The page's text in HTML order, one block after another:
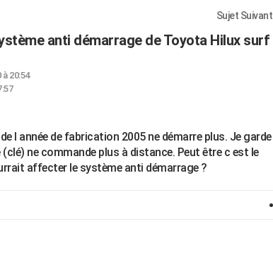
Sujet Suivant
anti démarrage de Toyota Hilux surf
20:54
l année de fabrication 2005 ne démarre plus. Je garde
ne commande plus à distance. Peut être c est le
affecter le système anti démarrage ?